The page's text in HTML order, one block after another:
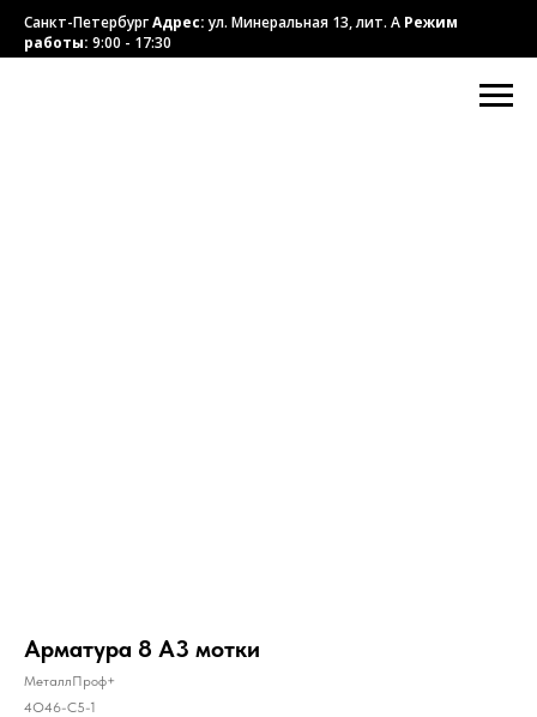
Санкт-ПетербургАдрес:ул. Минеральная 13, лит. А Режим
работы: 9:00 - 17:30
Арматура 8 А3 мотки
МеталлПроф+
4O46-C5-1